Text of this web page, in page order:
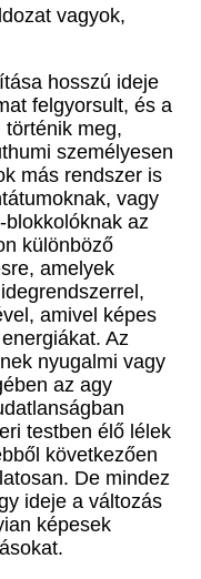
vagyok,
hosszú ideje
felgyorsult, és a
történik meg,
személyesen
más rendszer is
vagy
blokkolóknak az
különböző
amelyek
amivel képes
Az
nyugalmi vagy
az agy
testben élő lélek
következően
De mindez
ideje a változás
képesek